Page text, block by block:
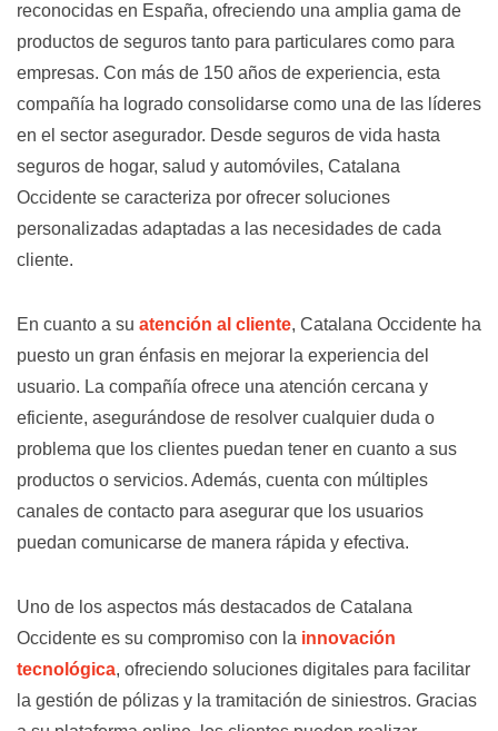
reconocidas en España, ofreciendo una amplia gama de
productos de seguros tanto para particulares como para
empresas. Con más de 150 años de experiencia, esta
compañía ha logrado consolidarse como una de las líderes
en el sector asegurador. Desde seguros de vida hasta
seguros de hogar, salud y automóviles, Catalana
Occidente se caracteriza por ofrecer soluciones
personalizadas adaptadas a las necesidades de cada
cliente.
En cuanto a su atención al cliente, Catalana Occidente ha
puesto un gran énfasis en mejorar la experiencia del
usuario. La compañía ofrece una atención cercana y
eficiente, asegurándose de resolver cualquier duda o
problema que los clientes puedan tener en cuanto a sus
productos o servicios. Además, cuenta con múltiples
canales de contacto para asegurar que los usuarios
puedan comunicarse de manera rápida y efectiva.
Uno de los aspectos más destacados de Catalana
Occidente es su compromiso con la innovación
tecnológica, ofreciendo soluciones digitales para facilitar
la gestión de pólizas y la tramitación de siniestros. Gracias